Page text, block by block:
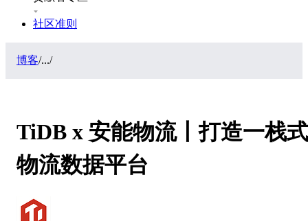
社区准则
博客/.../
TiDB x 安能物流丨打造一栈式
物流数据平台